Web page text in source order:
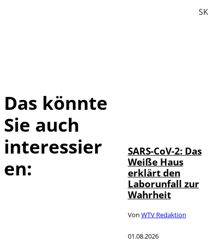
SK
Das könnte
Sie auch
interessier
en:
SARS-CoV-2: Das
Weiße Haus
erklärt den
Laborunfall zur
Wahrheit
Von WTV Redaktion
01.08.2026